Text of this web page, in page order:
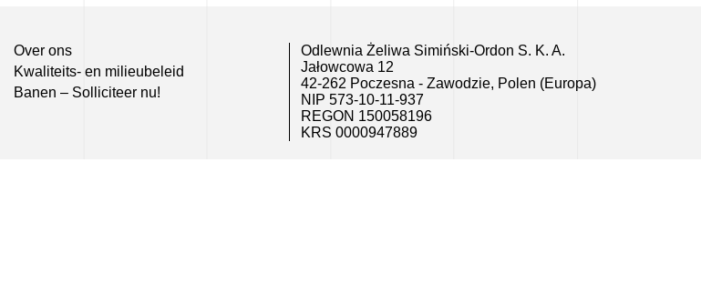
Over ons
Kwaliteits- en milieubeleid
Banen – Solliciteer nu!
Odlewnia Żeliwa Simiński-Ordon S. K. A.
Jałowcowa 12
42-262 Poczesna - Zawodzie, Polen (Europa)
NIP 573-10-11-937
REGON 150058196
KRS 0000947889